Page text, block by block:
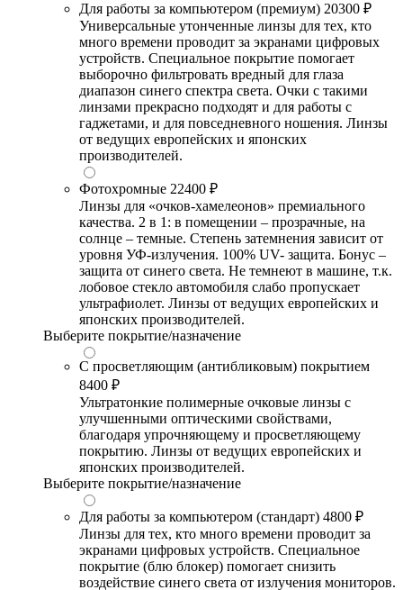
Для работы за компьютером (премиум) 20300 ₽
Универсальные утонченные линзы для тех, кто
много времени проводит за экранами цифровых
устройств. Специальное покрытие помогает
выборочно фильтровать вредный для глаза
диапазон синего спектра света. Очки с такими
линзами прекрасно подходят и для работы с
гаджетами, и для повседневного ношения. Линзы
от ведущих европейских и японских
производителей.
Фотохромные 22400 ₽
Линзы для «очков-хамелеонов» премиального
качества. 2 в 1: в помещении – прозрачные, на
солнце – темные. Степень затемнения зависит от
уровня УФ-излучения. 100% UV- защита. Бонус –
защита от синего света. Не темнеют в машине, т.к.
лобовое стекло автомобиля слабо пропускает
ультрафиолет. Линзы от ведущих европейских и
японских производителей.
Выберите покрытие/назначение
С просветляющим (антибликовым) покрытием
8400 ₽
Ультратонкие полимерные очковые линзы с
улучшенными оптическими свойствами,
благодаря упрочняющему и просветляющему
покрытию. Линзы от ведущих европейских и
японских производителей.
Выберите покрытие/назначение
Для работы за компьютером (стандарт) 4800 ₽
Линзы для тех, кто много времени проводит за
экранами цифровых устройств. Специальное
покрытие (блю блокер) помогает снизить
воздействие синего света от излучения мониторов.